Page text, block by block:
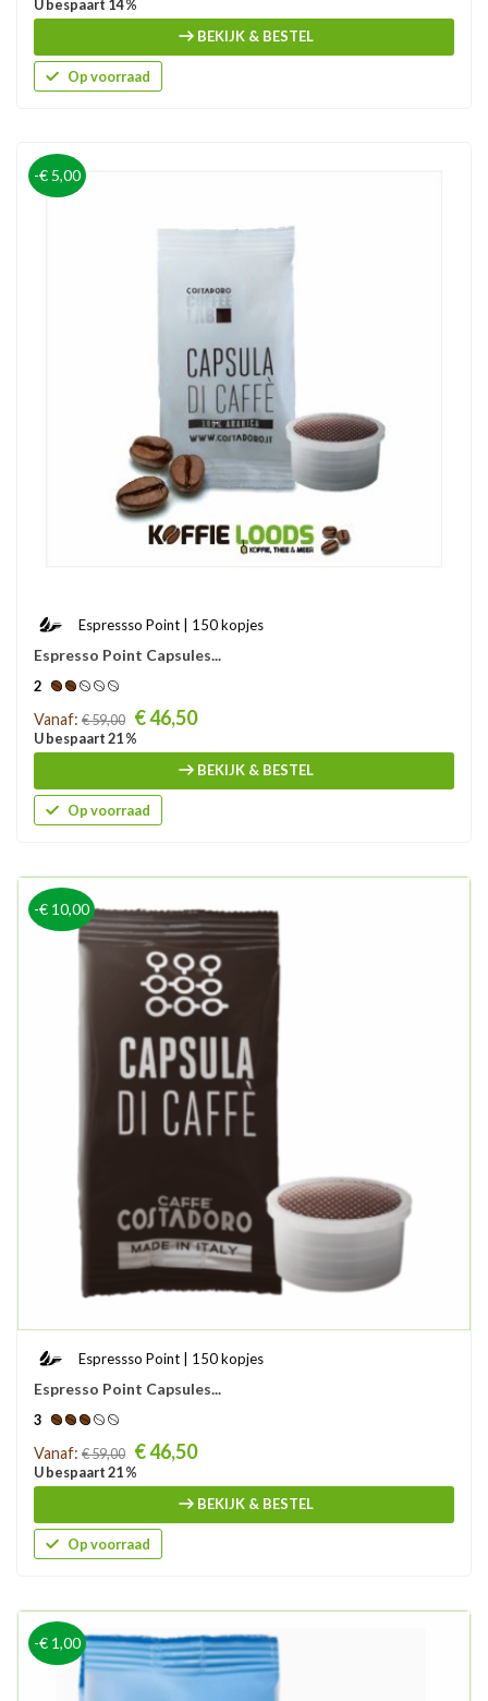
U bespaart 14 %
BEKIJK & BESTEL
Op voorraad
-€ 5,00
Espressso Point | 150 kopjes
Espresso Point Capsules...
2
Prijs
Vanaf: € 59,00 € 46,50
U bespaart 21 %
BEKIJK & BESTEL
Op voorraad
-€ 10,00
Espressso Point | 150 kopjes
Espresso Point Capsules...
3
Prijs
Vanaf: € 59,00 € 46,50
U bespaart 21 %
BEKIJK & BESTEL
Op voorraad
-€ 1,00